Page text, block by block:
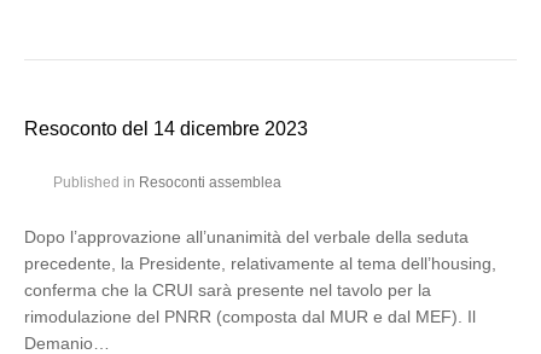
Resoconto del 14 dicembre 2023
Published in Resoconti assemblea
Dopo l’approvazione all’unanimità del verbale della seduta
precedente, la Presidente, relativamente al tema dell’housing,
conferma che la CRUI sarà presente nel tavolo per la
rimodulazione del PNRR (composta dal MUR e dal MEF). Il
Demanio…